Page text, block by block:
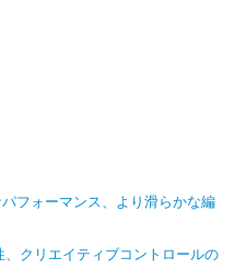
フォーマンス、より滑らかな編
クリエイティブコントロールの